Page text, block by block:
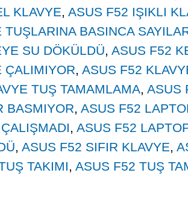
KLAVYE, ASUS F52 IŞIKLI
TUŞLARINA BASINCA
SU DÖKÜLDÜ, ASUS F52
ÇALIMIYOR, ASUS F52
TUŞ TAMAMLAMA, ASUS
BASMIYOR, ASUS F52
, ASUS F52
, ASUS F52 SIFIR KLAVYE,
TAKIMI, ASUS F52 TUŞ